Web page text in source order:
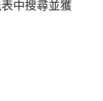
中搜尋並獲